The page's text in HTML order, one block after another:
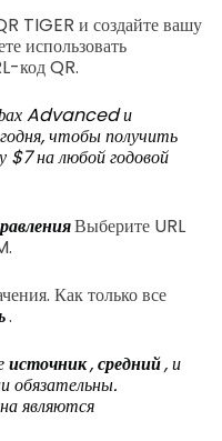
TIGER и создайте вашу
использовать
код QR.
Advanced и
чтобы получить
$7 на любой годовой
Выберите URL
Как только все
.
источник,средний, и
обязательны.
являются